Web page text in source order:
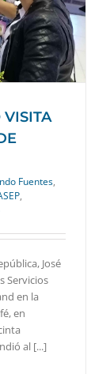
VISITA
Fuentes,
,
José
Servicios
en la
en
al [...]